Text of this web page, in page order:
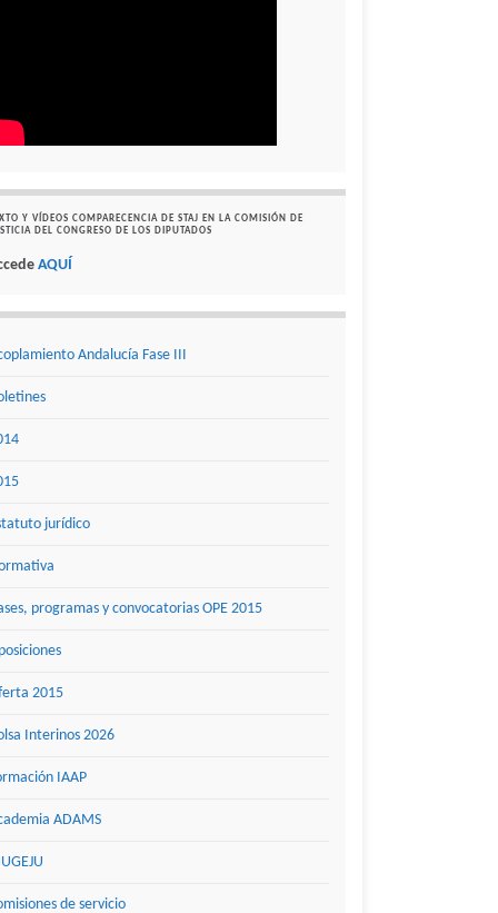
Y VÍDEOS COMPARECENCIA DE STAJ EN LA COMISIÓN DE
DEL CONGRESO DE LOS DIPUTADOS
AQUÍ
Andalucía Fase III
jurídico
programas y convocatorias OPE 2015
2015
Interinos 2026
IAAP
ADAMS
de servicio